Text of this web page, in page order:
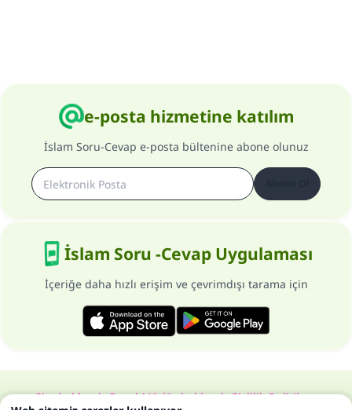
e-posta hizmetine katılım
İslam Soru-Cevap e-posta bültenine abone olunuz
İslam Soru -Cevap Uygulaması
İçeriğe daha hızlı erişim ve çevrimdışı tarama için
Site hakkındaGenel Müdür hakkındaGizlilik Politikası